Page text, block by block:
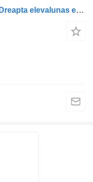
MAN Motor Regulator de Geam Dreapta elevalunas electrico para MAN 21/10575 P.P camión